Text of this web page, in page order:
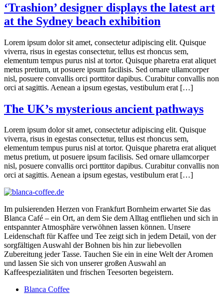
‘Trashion’ designer displays the latest art
at the Sydney beach exhibition
Lorem ipsum dolor sit amet, consectetur adipiscing elit. Quisque
viverra, risus in egestas consectetur, tellus est rhoncus sem,
elementum tempus purus nisl at tortor. Quisque pharetra erat aliquet
metus pretium, ut posuere ipsum facilisis. Sed ornare ullamcorper
nisl, posuere convallis orci porttitor dapibus. Curabitur convallis non
orci at sagittis. Aenean a ipsum egestas, vestibulum erat […]
The UK’s mysterious ancient pathways
Lorem ipsum dolor sit amet, consectetur adipiscing elit. Quisque
viverra, risus in egestas consectetur, tellus est rhoncus sem,
elementum tempus purus nisl at tortor. Quisque pharetra erat aliquet
metus pretium, ut posuere ipsum facilisis. Sed ornare ullamcorper
nisl, posuere convallis orci porttitor dapibus. Curabitur convallis non
orci at sagittis. Aenean a ipsum egestas, vestibulum erat […]
Im pulsierenden Herzen von Frankfurt Bornheim erwartet Sie das
Blanca Café – ein Ort, an dem Sie dem Alltag entfliehen und sich in
entspannter Atmosphäre verwöhnen lassen können. Unsere
Leidenschaft für Kaffee und Tee zeigt sich in jedem Detail, von der
sorgfältigen Auswahl der Bohnen bis hin zur liebevollen
Zubereitung jeder Tasse. Tauchen Sie ein in eine Welt der Aromen
und lassen Sie sich von unserer großen Auswahl an
Kaffeespezialitäten und frischen Teesorten begeistern.
Blanca Coffee